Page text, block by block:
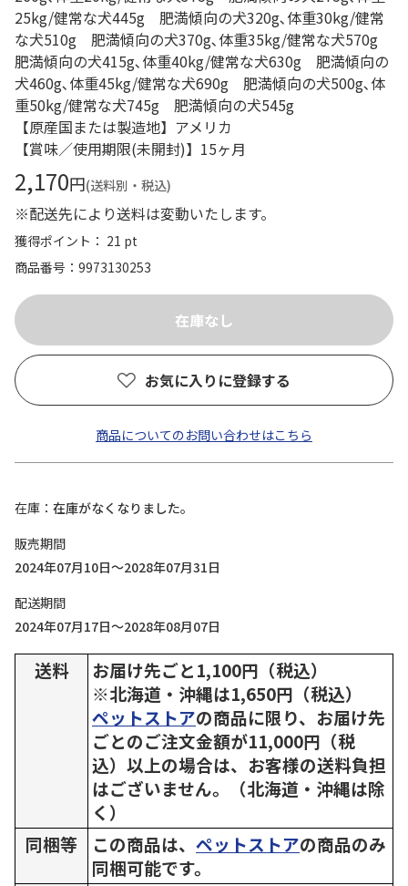
25kg/健常な犬445g 肥満傾向の犬320g､体重30kg/健常
な犬510g 肥満傾向の犬370g､体重35kg/健常な犬570g
肥満傾向の犬415g､体重40kg/健常な犬630g 肥満傾向の
犬460g､体重45kg/健常な犬690g 肥満傾向の犬500g､体
重50kg/健常な犬745g 肥満傾向の犬545g
【原産国または製造地】アメリカ
【賞味／使用期限(未開封)】15ヶ月
2,170円(送料別・税込)
※配送先により送料は変動いたします。
獲得ポイント： 21 pt
商品番号
9973130253
お気に入りに登録する
商品についてのお問い合わせはこちら
在庫
在庫がなくなりました。
販売期間
2024年07月10日～2028年07月31日
配送期間
2024年07月17日～2028年08月07日
送料
お届け先ごと1,100円（税込）
※北海道・沖縄は1,650円（税込）
ペットストアの商品に限り、お届け先
ごとのご注文金額が11,000円（税
込）以上の場合は、お客様の送料負担
はございません。（北海道・沖縄は除
く）
同梱等
この商品は、 ペットストアの商品のみ
同梱可能です。